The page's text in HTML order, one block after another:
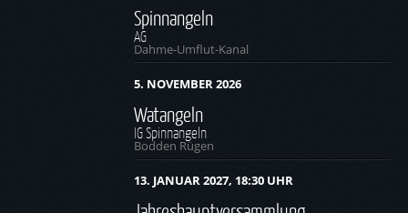
Spinnangeln
AG
Dahme-Umflut-Kanal
5. NOVEMBER 2026
Watangeln
IG Spinnangeln
Bodden Rügen
13. JANUAR 2027, 18:30 UHR